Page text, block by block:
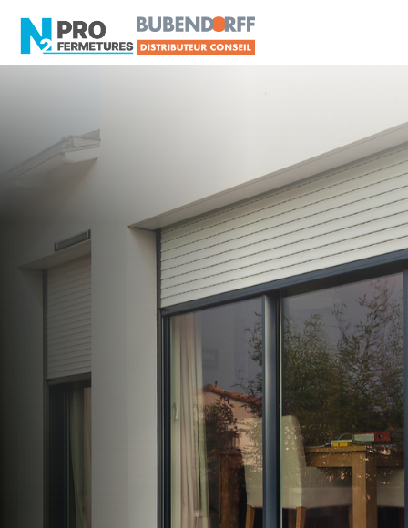
Distributeur en volets
roulants Somfy
Grandchamps-des-
Fontaines
Artisan, Menuisier, TPE ou PME proche de
Grandchamps-des-Fontaines ?
N2PRO Fermetures est votre référent Distributeur
en volets roulants Somfy officiel pour vous
apporter : Tarifs directs usines sans minimum
d'achat - Assistance technique chantier et
service réactif avec simplicité.